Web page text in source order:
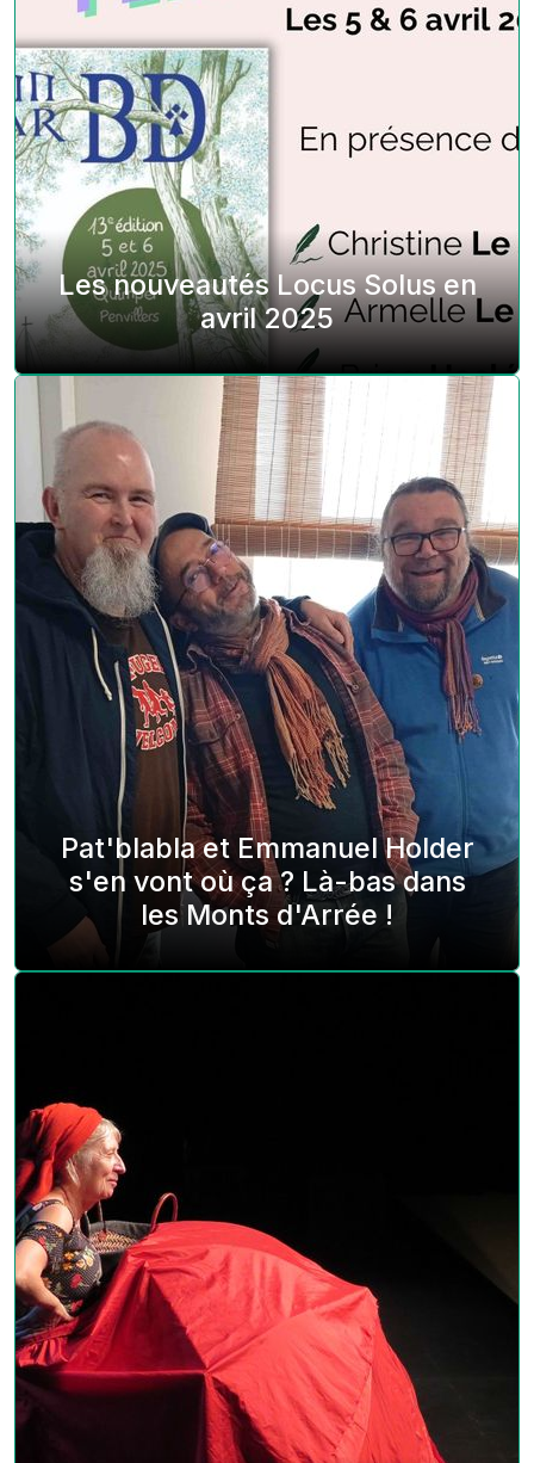
Les nouveautés Locus Solus en
avril 2025
Pat'blabla et Emmanuel Holder
s'en vont où ça ? Là-bas dans
les Monts d'Arrée !